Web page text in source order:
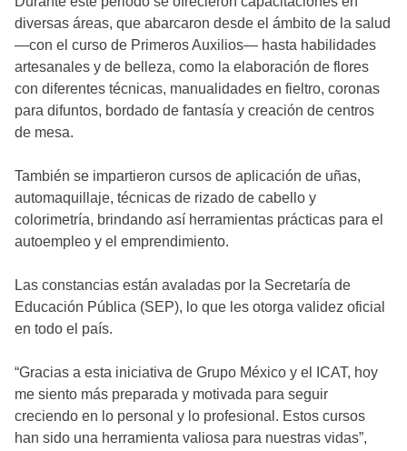
diversas áreas, que abarcaron desde el ámbito de la salud
—con el curso de Primeros Auxilios— hasta habilidades
artesanales y de belleza, como la elaboración de flores
con diferentes técnicas, manualidades en fieltro, coronas
para difuntos, bordado de fantasía y creación de centros
de mesa.
También se impartieron cursos de aplicación de uñas,
automaquillaje, técnicas de rizado de cabello y
colorimetría, brindando así herramientas prácticas para el
autoempleo y el emprendimiento.
Las constancias están avaladas por la Secretaría de
Educación Pública (SEP), lo que les otorga validez oficial
en todo el país.
“Gracias a esta iniciativa de Grupo México y el ICAT, hoy
me siento más preparada y motivada para seguir
creciendo en lo personal y lo profesional. Estos cursos
han sido una herramienta valiosa para nuestras vidas”,